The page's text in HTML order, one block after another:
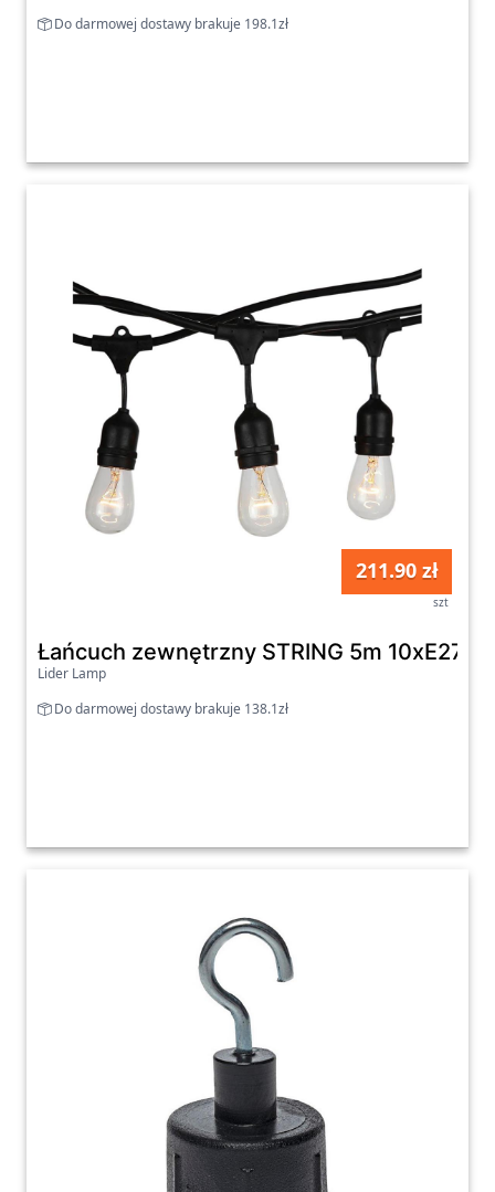
Do darmowej dostawy brakuje 198.1zł
211.90 zł
szt
Łańcuch zewnętrzny STRING 5m 10xE27/
Lider Lamp
Do darmowej dostawy brakuje 138.1zł